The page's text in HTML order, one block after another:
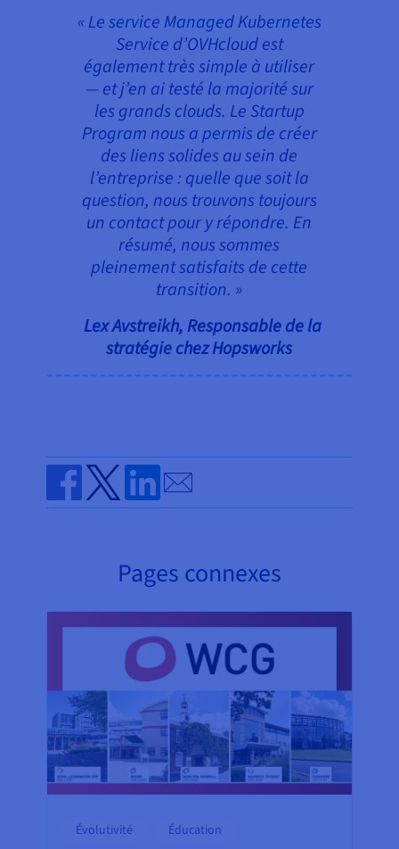
« Le service Managed Kubernetes
Service d’OVHcloud est
également très simple à utiliser
— et j’en ai testé la majorité sur
les grands clouds. Le Startup
Program nous a permis de créer
des liens solides au sein de
l’entreprise : quelle que soit la
question, nous trouvons toujours
un contact pour y répondre. En
résumé, nous sommes
pleinement satisfaits de cette
transition. »
Lex Avstreikh, Responsable de la
stratégie chez Hopsworks
Share on Facebook
Share on Twitter
Share on Linkedin
Send by email
Pages connexes
Évolutivité Éducation